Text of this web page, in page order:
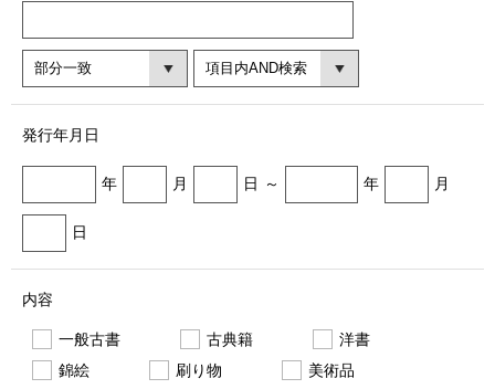
発行年月日
年 月 日 ～ 年 月
日
内容
一般古書 古典籍
洋書
錦絵
刷り物 美術品